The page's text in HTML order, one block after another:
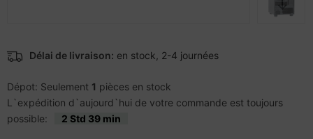
Délai de livraison: en stock, 2-4 journées
Dépot: Seulement 1 pièces en stock
L`expédition d`aujourd`hui de votre commande est toujours
possible:
2 Std 39 min
Zubehör